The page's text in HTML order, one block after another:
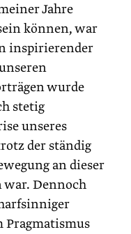
Jahre
können, war
inspirierender
wurde
stetig
unseres
der ständig
an dieser
war. Dennoch
Pragmatismus